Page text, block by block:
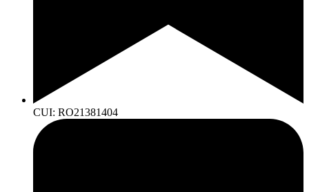
CUI: RO21381404